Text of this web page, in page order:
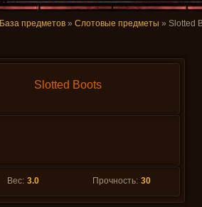
База предметов » Слотовые предметы » Slotted
Slotted Boots
Вес: 3.0 Прочность: 30